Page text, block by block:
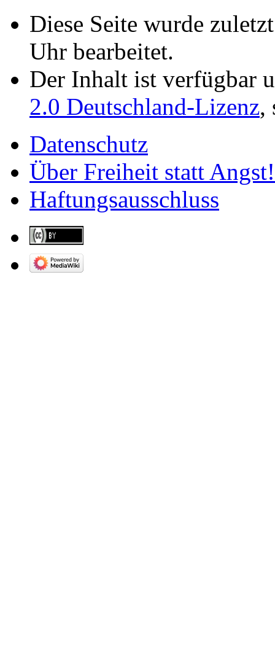
Diese Seite wurde
Uhr bearbeitet.
Der Inhalt ist verfügbar
2.0 Deutschland-Lizenz,
Datenschutz
Über Freiheit statt Angst!
Haftungsausschluss